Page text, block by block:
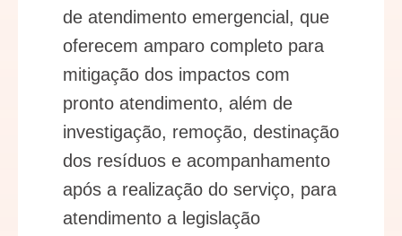
de atendimento emergencial, que
oferecem amparo completo para
mitigação dos impactos com
pronto atendimento, além de
investigação, remoção, destinação
dos resíduos e acompanhamento
após a realização do serviço, para
atendimento a legislação